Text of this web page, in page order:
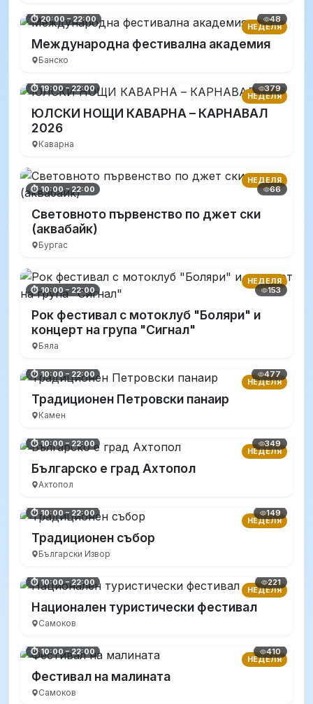
НЕДЕЛЯ
⏱ 20:00 – 22:00 48
Международна фестивална академия
Банско
НЕДЕЛЯ
⏱ 19:00 – 22:00 379
ЮЛСКИ НОЩИ КАВАРНА – КАРНАВАЛ
2026
Каварна
НЕДЕЛЯ
⏱ 10:00 – 22:00 66
Световното първенство по джет ски
(аквабайк)
Бургас
НЕДЕЛЯ
⏱ 10:00 – 22:00 153
Рок фестивал с мотоклуб "Боляри" и
концерт на група "Сигнал"
Бяла
НЕДЕЛЯ
⏱ 10:00 – 22:00 477
Традиционен Петровски панаир
Камен
НЕДЕЛЯ
⏱ 10:00 – 22:00 349
Българско е град Ахтопол
Ахтопол
НЕДЕЛЯ
⏱ 10:00 – 22:00 149
Традиционен събор
Български Извор
НЕДЕЛЯ
⏱ 10:00 – 22:00 221
Национален туристически фестивал
Самоков
НЕДЕЛЯ
⏱ 10:00 – 22:00 410
Фестивал на малината
Самоков